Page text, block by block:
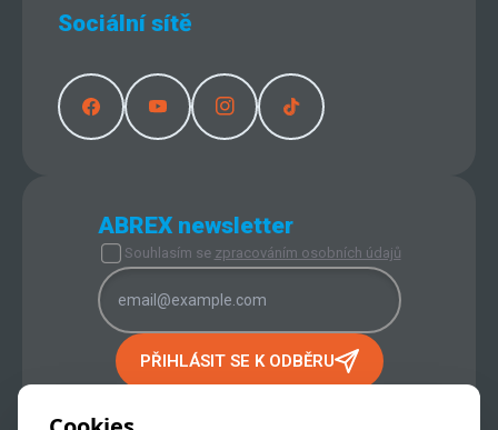
Sociální sítě
ABREX newsletter
Souhlasím se zpracováním osobních údajů
PŘIHLÁSIT SE K ODBĚRU